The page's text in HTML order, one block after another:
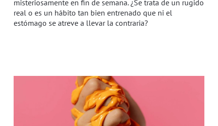
misteriosamente en fin de semana. ¿Se trata de un rugido
real o es un hábito tan bien entrenado que ni el
estómago se atreve a llevar la contraria?